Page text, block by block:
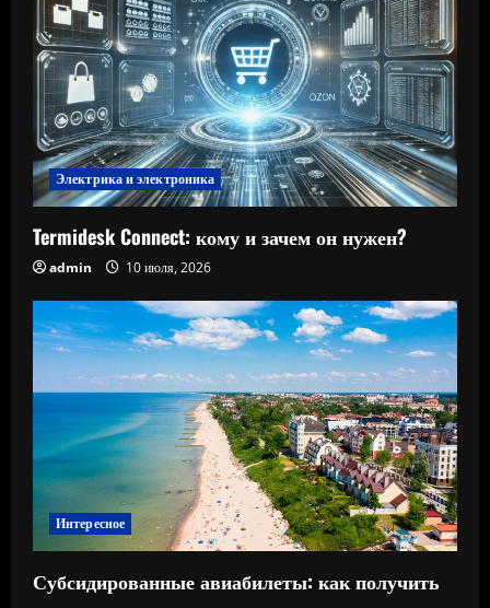
Электрика и электроника
Termidesk Connect: кому и зачем он нужен?
admin 10 июля, 2026
Интересное
Субсидированные авиабилеты: как получить